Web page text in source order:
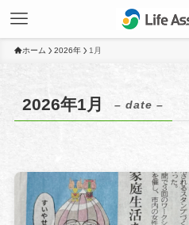
ホーム 2026年 1月
2026年1月 – date –